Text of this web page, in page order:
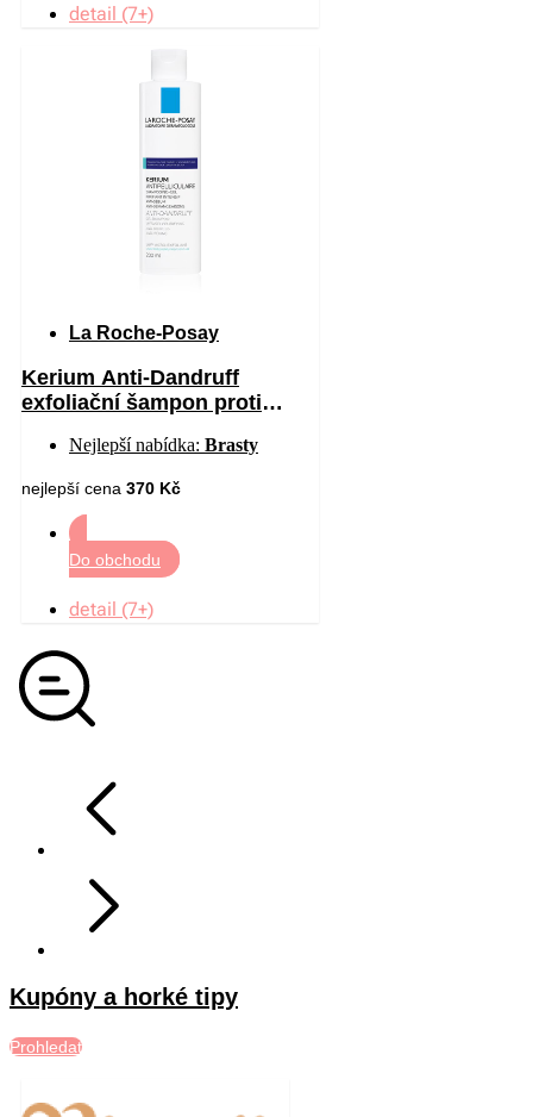
detail (7+)
La Roche-Posay
Kerium Anti-Dandruff
exfoliační šampon proti
Nejlepší nabídka: Brasty
nejlepší cena 370 Kč
Do obchodu
detail (7+)
Kupóny a horké tipy
Prohledat